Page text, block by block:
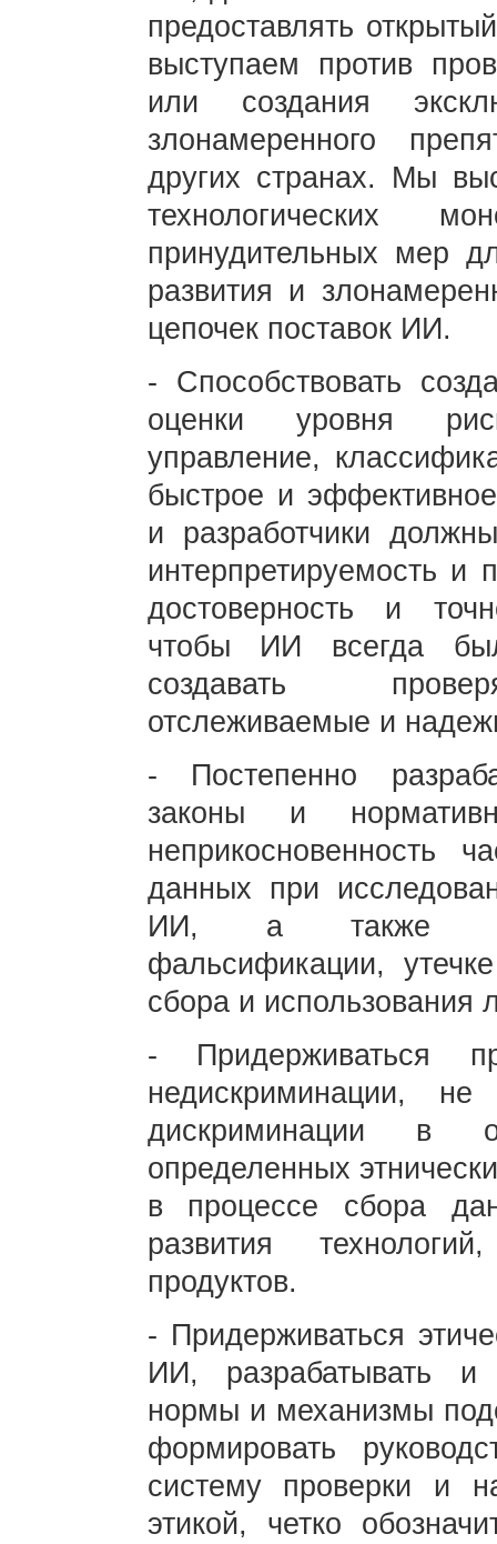
предоставлять
выступаем против
или создания
злонамеренного
других странах. Мы
технологических
принудительных мер
развития и
цепочек поставок ИИ.
- Способствовать
оценки уровня
управление,
быстрое и
и разработчики
интерпретируемость и
достоверность и
чтобы ИИ всегда
создавать
отслеживаемые и
- Постепенно
законы и
неприкосновенность
данных при
ИИ, а также
фальсификации,
сбора и
- Придерживаться
недискриминации,
дискриминации в
определенных
в процессе сбора
развития
продуктов.
- Придерживаться
ИИ, разрабатывать и
нормы и механизмы
формировать
систему проверки и
этикой, четко